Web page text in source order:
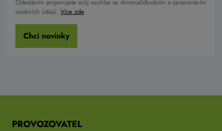
Odesláním projevujete svůj souhlas se shromažďováním a zpracováním
osobních údajů. Více zde
Chci novinky
PROVOZOVATEL